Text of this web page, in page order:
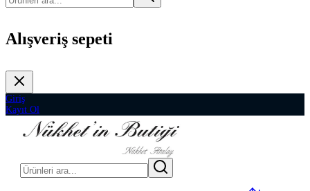
Alışveriş sepeti
Giriş
Kayıt Ol